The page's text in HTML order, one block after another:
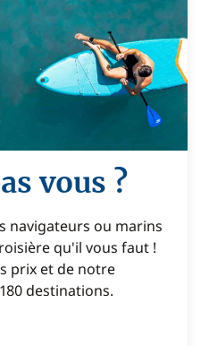
vous ?
navigateurs ou marins
qu'il vous faut !
prix et de notre
destinations.